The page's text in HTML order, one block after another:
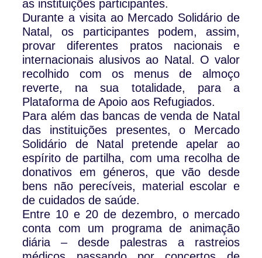
as instituições participantes.
Durante a visita ao Mercado Solidário de
Natal, os participantes podem, assim,
provar diferentes pratos nacionais e
internacionais alusivos ao Natal. O valor
recolhido com os menus de almoço
reverte, na sua totalidade, para a
Plataforma de Apoio aos Refugiados.
Para além das bancas de venda de Natal
das instituições presentes, o Mercado
Solidário de Natal pretende apelar ao
espírito de partilha, com uma recolha de
donativos em géneros, que vão desde
bens não perecíveis, material escolar e
de cuidados de saúde.
Entre 10 e 20 de dezembro, o mercado
conta com um programa de animação
diária – desde palestras a rastreios